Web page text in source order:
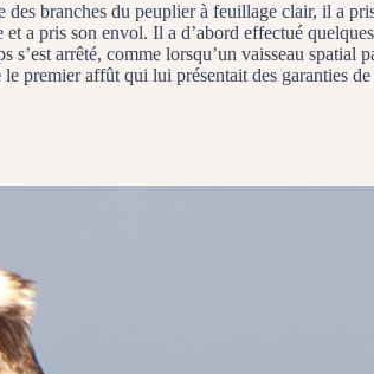
branches du peuplier à feuillage clair, il a
a pris son envol. Il a d’abord effectué
arrêté, comme lorsqu’un vaisseau
affût qui lui présentait des garanties